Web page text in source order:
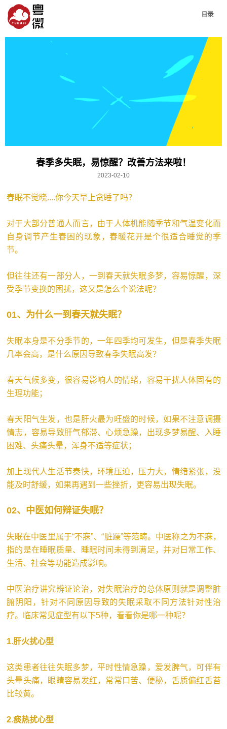
春季多失眠，易惊醒？改善方法来啦！
2023-02-10
春眠不觉晓....你今天早上贪睡了吗？
对于大部分普通人而言，由于人体机能随季节和气温变化而
自身调节产生春困的现象，春暖花开是个很适合睡觉的季
节。
但往往还有一部分人，一到春天就失眠多梦，容易惊醒，深
受季节变换的困扰，这又是怎么个说法呢？
01、为什么一到春天就失眠？
失眠本身是不分季节的，一年四季均可发生，但是春季失眠
几率会高，是什么原因导致春季失眠高发？
春天气候多变，很容易影响人的情绪，容易干扰人体固有的
生理功能；
春天阳气生发，也是肝火最为旺盛的时候，如果不注意调摄
情志，容易导致肝气郁滞、心烦急躁，出现多梦易醒、入睡
困难、头痛头晕，浑身不适等症状；
加上现代人生活节奏快，环境压迫，压力大，情绪紧张，没
能及时舒缓，如果再遇到一些挫折，更容易出现失眠。
02、中医如何辩证失眠？
失眠在中医里属于“不寐”、“脏躁”等范畴。中医称之为不寐，
指的是在睡眠质量、睡眠时间未得到满足，并对日常工作、
生活、社会等功能造成影响。
中医治疗讲究辨证论治，对失眠治疗的总体原则就是调整脏
腑阴阳，针对不同原因导致的失眠采取不同方法针对性治
疗。临床常见症型有以下5种，看看你是哪一种呢？
1.肝火扰心型
这类患者往往失眠多梦，平时性情急躁，爱发脾气，可伴有
头晕头痛，眼睛容易发红，常常口苦、便秘，舌质偏红舌苔
比较黄。
2.痰热扰心型